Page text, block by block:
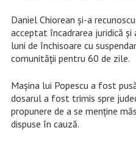
Daniel Chiorean și-a
acceptat încadrarea juridică
luni de închisoare cu
comunității pentru 60 de zile.
Mașina lui Popescu a fost
dosarul a fost trimis spre
propunere de a se menține
dispuse în cauză.